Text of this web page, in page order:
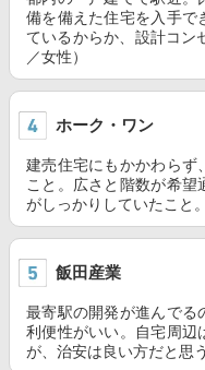
備を備えた住宅を入手で
ているからか、設計コン
／女性）
ホーク・ワン
建売住宅にもかかわらず
こと。広さと階数が希
がしっかりしていたこと
飯田産業
最寄駅の開発が進んでる
利便性がいい。自宅周辺
が、治安は良い方だと思